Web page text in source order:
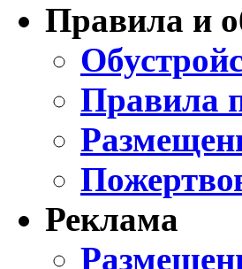
Правила и
Правила
Реклама